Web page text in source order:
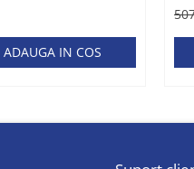
ADAUGA IN COS